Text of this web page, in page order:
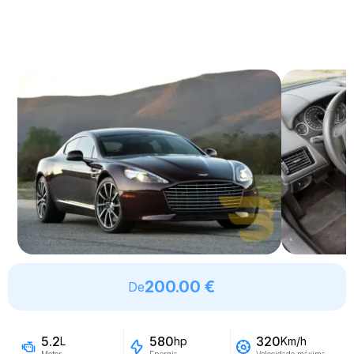
De200.00 €
5.2L 580hp 320Km/h